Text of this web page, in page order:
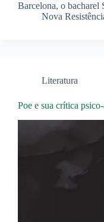
Barcelona, o bacharel
Nova
Literatura
Poe e sua crítica